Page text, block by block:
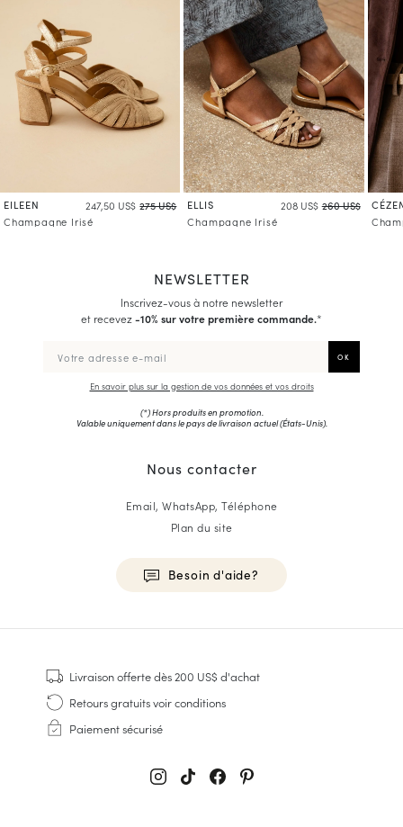
EILEEN 247,50 US$ 275 US$
Champagne Irisé
ELLIS 208 US$ 260 US$
Champagne Irisé
NEWSLETTER
Inscrivez-vous à notre newsletter
et recevez-10% sur votre première commande.*
En savoir plus sur la gestion de vos données et vos droits
(*) Hors produits en promotion.
Valable uniquement dans le pays de livraison actuel (États-Unis).
Nous contacter
Email, WhatsApp, Téléphone
Plan du site
Besoin d'aide?
Baskets
Cousu Goodyear
Derbies & Richelieu
Richelieus Homme
Sandales & Espadrilles
Livraison offertedès 200 US$ d'achat
Retours gratuitsvoir conditions
Paiement sécurisé